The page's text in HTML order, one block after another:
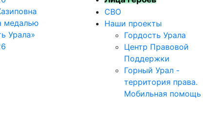
медалью
Урала»
СВО
Наши проекты
Гордость Урала
Центр Правовой
Поддержки
Горный Урал -
территория права.
Мобильная помощь